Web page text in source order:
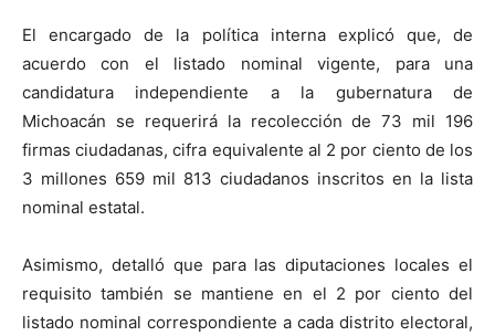
El encargado de la política interna explicó que, de
acuerdo con el listado nominal vigente, para una
candidatura independiente a la gubernatura de
Michoacán se requerirá la recolección de 73 mil 196
firmas ciudadanas, cifra equivalente al 2 por ciento de los
3 millones 659 mil 813 ciudadanos inscritos en la lista
nominal estatal.
Asimismo, detalló que para las diputaciones locales el
requisito también se mantiene en el 2 por ciento del
listado nominal correspondiente a cada distrito electoral,